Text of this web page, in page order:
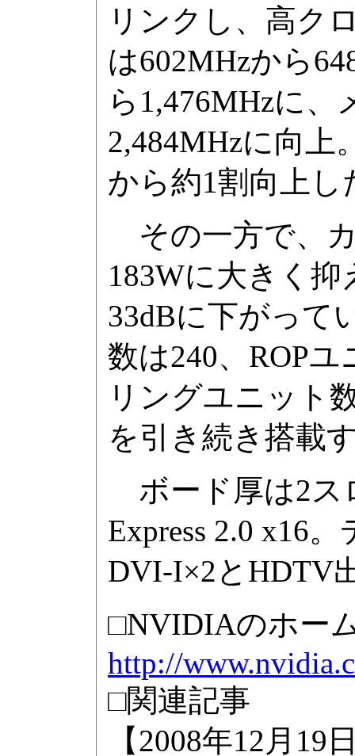
リンクし、高ク
は602MHzから
ら1,476MHzに
2,484MHzに向上
から約1割向上し
その一方で、
183Wに大きく
33dBに下がって
数は240、ROP
リングユニット
を引き続き搭載
ボード厚は2ス
Express 2.0 x16
DVI-I×2とHDTV
□NVIDIAのホー
http://
□関連記事
【2008年12月